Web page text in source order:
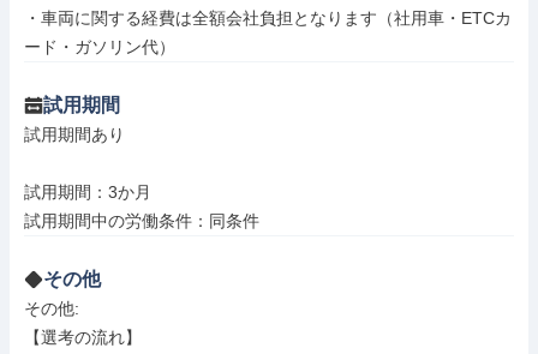
・車両に関する経費は全額会社負担となります（社用車・ETCカ
ード・ガソリン代）
試用期間
試用期間あり
試用期間：3か月
試用期間中の労働条件：同条件
その他
その他:
【選考の流れ】